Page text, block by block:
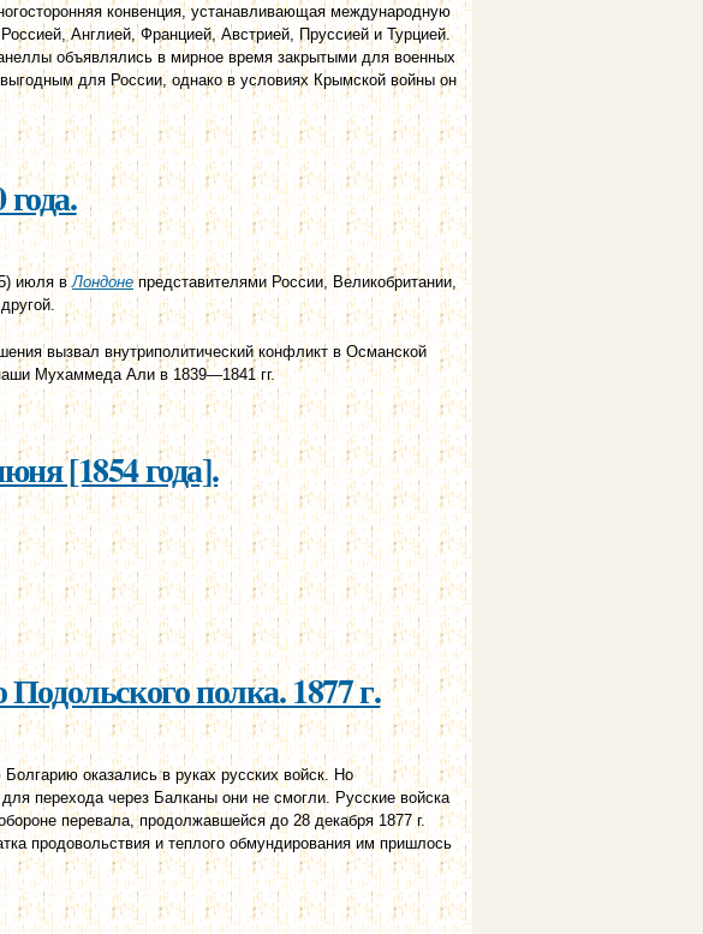
конвенция, устанавливающая международную
Англией, Францией, Австрией, Пруссией и Турцией.
объявлялись в мирное время закрытыми для военных
для России, однако в условиях Крымской войны он
июля вЛондонепредставителями России, Великобритании,
вызвал внутриполитический конфликт в Османской
Мухаммеда Али в 1839—1841 гг.
[1854 года].
полка. 1877 г.
оказались в руках русских войск. Но
перехода через Балканы они не смогли. Русские войска
перевала, продолжавшейся до 28 декабря 1877 г.
продовольствия и теплого обмундирования им пришлось
полка. 1877 г.